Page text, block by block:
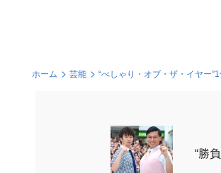
ホーム 芸能 “べしゃり・オブ・ザ・イヤー
“勝